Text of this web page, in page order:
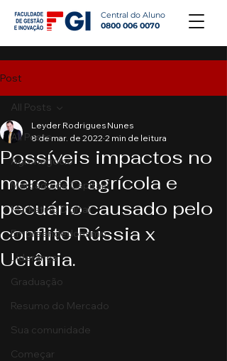
Central do Aluno
0800 006 0070
Post
All Posts
Agronegócio
Mercado de Capitais
Marketing Digital
Empreendedorismo
Liderança
Graduação
Resumo do Mercado
Sua comunidade
Começar
All Posts
Possíveis impactos no
mercado agrícola e
pecuário causado pelo
conflito Rússia x
Ucrânia.
Leyder Rodrigues Nunes
8 de mar. de 2022 2 min de leitura